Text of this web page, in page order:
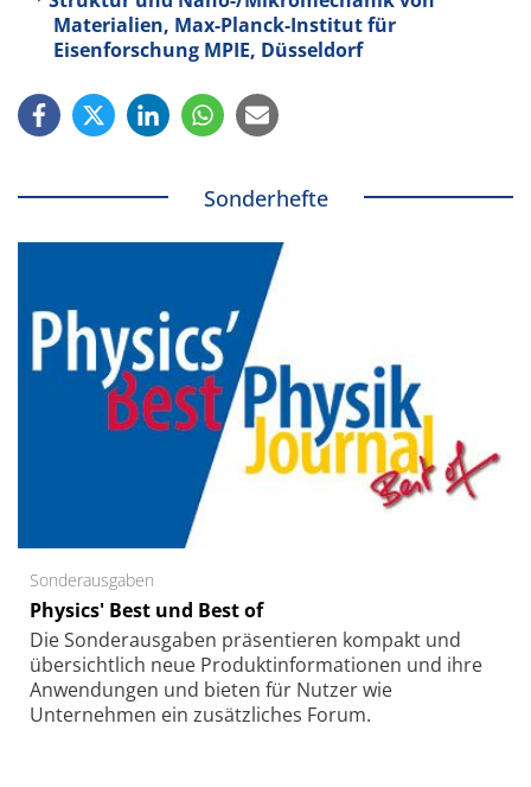
Materialien, Max-Planck-Institut für
Eisenforschung MPIE, Düsseldorf
Sonderhefte
Sonderausgaben
Physics' Best und Best of
Die Sonder­ausgaben präsentieren kompakt und
übersichtlich neue Produkt­informationen und ihre
Anwendungen und bieten für Nutzer wie
Unternehmen ein zusätzliches Forum.